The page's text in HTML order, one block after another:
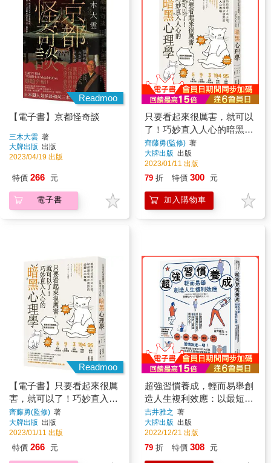
Readmoo
【電子書】京都怪奇談
三木大雲 著
大牌出版 出版
2023/04/19 出版
特價 266 元
電子書
只要看起來很厲害，就可以
了！巧妙直入人心的暗黑心
理學：優雅的狡猾才是王
道，90個讓你穩居優勢的必
勝人心攻略【暢銷紀念版】
齊藤勇(監修) 著
大牌出版 出版
2023/01/11 出版
79 折 特價 300 元
加入購物車
Readmoo
【電子書】只要看起來很厲
害，就可以了！巧妙直入人
心的暗黑心理學
齊藤勇(監修) 著
大牌出版 出版
2023/01/11 出版
特價 266 元
超強習慣養成，輕而易舉創
造人生複利效應：以最短的
速度打造理想的自己，88個
史上最強圖解心法！
吉井雅之 著
大牌出版 出版
2022/12/21 出版
79 折 特價 308 元